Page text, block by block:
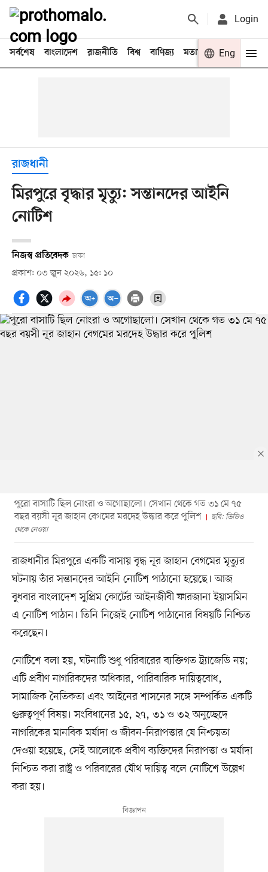
Login
সর্বশেষ বাংলাদেশ রাজনীতি বিশ্ব বাণিজ্য মতামত খেলা
Eng
রাজধানী
মিরপুরে বৃদ্ধার মৃত্যু: সন্তানদের আইনি
নোটিশ
নিজস্ব প্রতিবেদক ঢাকা
প্রকাশ: ০৩ জুন ২০২৬, ১৫: ১০
পুরো বাসাটি ছিল নোংরা ও অগোছালো। সেখান থেকে গত ৩১ মে ৭৫
বছর বয়সী নূর জাহান বেগমের মরদেহ উদ্ধার করে পুলিশ
ছবি: ভিডিও
থেকে নেওয়া
রাজধানীর মিরপুরে একটি বাসায় বৃদ্ধ নূর জাহান বেগমের মৃত্যুর
ঘটনায় তাঁর সন্তানদের আইনি নোটিশ পাঠানো হয়েছে। আজ
বুধবার বাংলাদেশ সুপ্রিম কোর্টের আইনজীবী ফারজানা ইয়াসমিন
এ নোটিশ পাঠান। তিনি নিজেই নোটিশ পাঠানোর বিষয়টি নিশ্চিত
করেছেন।
নোটিশে বলা হয়, ঘটনাটি শুধু পরিবারের ব্যক্তিগত ট্র্যাজেডি নয়;
এটি প্রবীণ নাগরিকদের অধিকার, পারিবারিক দায়িত্ববোধ,
সামাজিক নৈতিকতা এবং আইনের শাসনের সঙ্গে সম্পর্কিত একটি
গুরুত্বপূর্ণ বিষয়। সংবিধানের ১৫, ২৭, ৩১ ও ৩২ অনুচ্ছেদে
নাগরিকের মানবিক মর্যাদা ও জীবন-নিরাপত্তার যে নিশ্চয়তা
দেওয়া হয়েছে, সেই আলোকে প্রবীণ ব্যক্তিদের নিরাপত্তা ও মর্যাদা
নিশ্চিত করা রাষ্ট্র ও পরিবারের যৌথ দায়িত্ব বলে নোটিশে উল্লেখ
করা হয়।